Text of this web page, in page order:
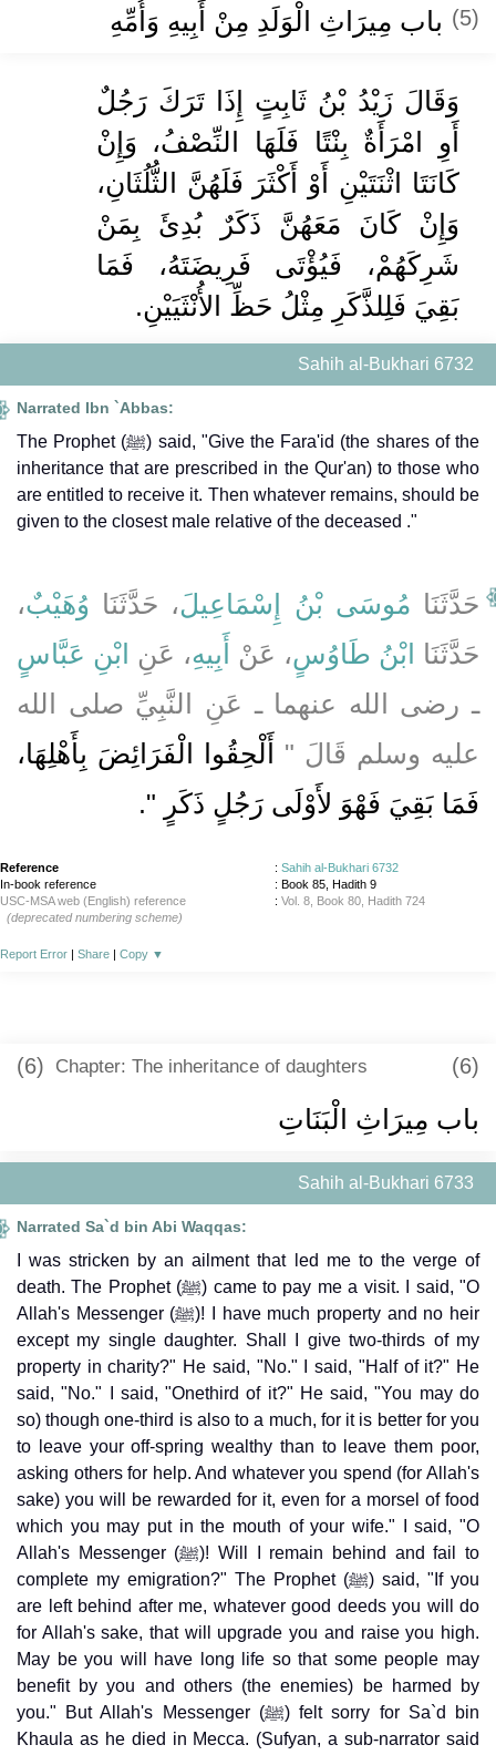
(5) باب مِيرَاثِ الْوَلَدِ مِنْ أَبِيهِ وَأُمِّهِ
وَقَالَ زَيْدُ بْنُ ثَابِتٍ إِذَا تَرَكَ رَجُلٌ
أَوِ امْرَأَةٌ بِنْتًا فَلَهَا النِّصْفُ، وَإِنْ
كَانَتَا اثْنَتَيْنِ أَوْ أَكْثَرَ فَلَهُنَّ الثُّلُثَانِ،
وَإِنْ كَانَ مَعَهُنَّ ذَكَرٌ بُدِئَ بِمَنْ
شَرِكَهُمْ، فَيُؤْتَى فَرِيضَتَهُ، فَمَا
بَقِيَ فَلِلذَّكَرِ مِثْلُ حَظِّ الأُنْثَيَيْنِ.
Sahih al-Bukhari 6732
Narrated Ibn `Abbas:
The Prophet (ﷺ) said, "Give the Fara'id (the shares of the
inheritance that are prescribed in the Qur'an) to those who
are entitled to receive it. Then whatever remains, should be
given to the closest male relative of the deceased ."
حَدَّثَنَا مُوسَى بْنُ إِسْمَاعِيلَ، حَدَّثَنَا وُهَيْبٌ،
حَدَّثَنَا ابْنُ طَاوُسٍ، عَنْ أَبِيهِ، عَنِ ابْنِ عَبَّاسٍ
ـ رضى الله عنهما ـ عَنِ النَّبِيِّ صلى الله
عليه وسلم قَالَ ‏"‏
أَلْحِقُوا الْفَرَائِضَ بِأَهْلِهَا،
فَمَا بَقِيَ فَهْوَ لأَوْلَى رَجُلٍ ذَكَرٍ ‏"‏‏.‏
Reference : Sahih al-Bukhari 6732
In-book reference
: Book 85, Hadith 9
USC-MSA web (English) reference
: Vol. 8, Book 80, Hadith 724
(deprecated numbering scheme)
Report Error | Share | Copy ▼
(6) Chapter: The inheritance of daughters (6)
باب مِيرَاثِ الْبَنَاتِ
Sahih al-Bukhari 6733
Narrated Sa`d bin Abi Waqqas:
I was stricken by an ailment that led me to the verge of
death. The Prophet (ﷺ) came to pay me a visit. I said, "O
Allah's Messenger (ﷺ)! I have much property and no heir
except my single daughter. Shall I give two-thirds of my
property in charity?" He said, "No." I said, "Half of it?" He
said, "No." I said, "Onethird of it?" He said, "You may do
so) though one-third is also to a much, for it is better for you
to leave your off-spring wealthy than to leave them poor,
asking others for help. And whatever you spend (for Allah's
sake) you will be rewarded for it, even for a morsel of food
which you may put in the mouth of your wife." I said, "O
Allah's Messenger (ﷺ)! Will I remain behind and fail to
complete my emigration?" The Prophet (ﷺ) said, "If you
are left behind after me, whatever good deeds you will do
for Allah's sake, that will upgrade you and raise you high.
May be you will have long life so that some people may
benefit by you and others (the enemies) be harmed by
you." But Allah's Messenger (ﷺ) felt sorry for Sa`d bin
Khaula as he died in Mecca. (Sufyan, a sub-narrator said